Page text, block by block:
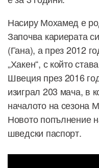
Насиру Мохамед е
Започва кариерата
(Гана), а през 2012
„Хакен“, с който
Швеция през 2016
изиграл 203 мача, в
началото на сезона
Новото попълнение
шведски паспорт.